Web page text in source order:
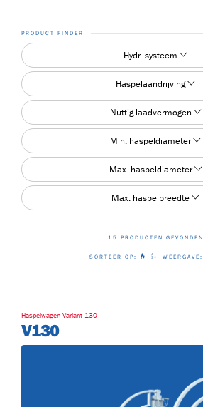
PRODUCT FINDER
Hydr. systeem
Haspelaandrijving
Nuttig laadvermogen
Min. haspeldiameter
Max. haspeldiameter
Max. haspelbreedte
15 PRODUCTEN GEVONDEN
SORTEER OP: WEERGAVE:
Haspelwagen Variant 130
V130